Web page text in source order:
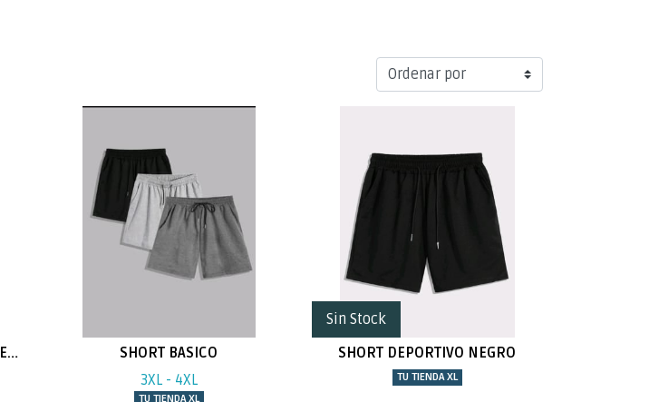
BERMUDA FANTASIA SPORT ARENA
SHORT BASICO
3XL - 4XL
TU TIENDA XL
Sin Stock
SHORT DEPORTIVO NEGRO
TU TIENDA XL